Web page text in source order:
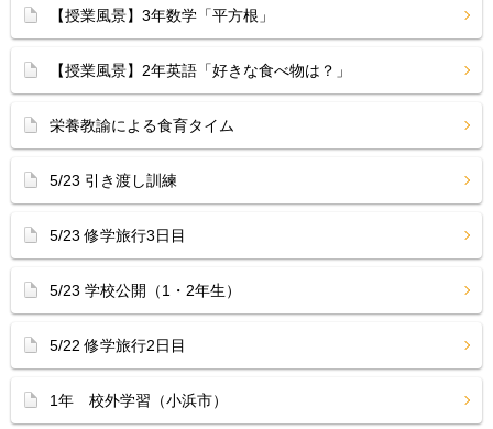
【授業風景】3年数学「平方根」
【授業風景】2年英語「好きな食べ物は？」
栄養教諭による食育タイム
5/23 引き渡し訓練
5/23 修学旅行3日目
5/23 学校公開（1・2年生）
5/22 修学旅行2日目
1年 校外学習（小浜市）